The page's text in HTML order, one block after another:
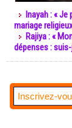
Inayah : «
mariage
Rajiya : «
dépenses :